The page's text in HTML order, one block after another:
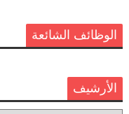
الوظائف الشائعة
الأرشيف